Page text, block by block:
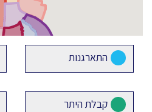
התארגנות
קבלת היתר